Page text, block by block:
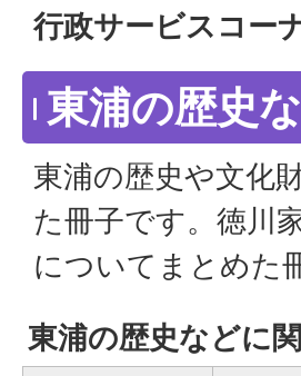
行政サービスコー
東浦の歴史
東浦の歴史や文化
た冊子です。徳川
についてまとめた
東浦の歴史などに